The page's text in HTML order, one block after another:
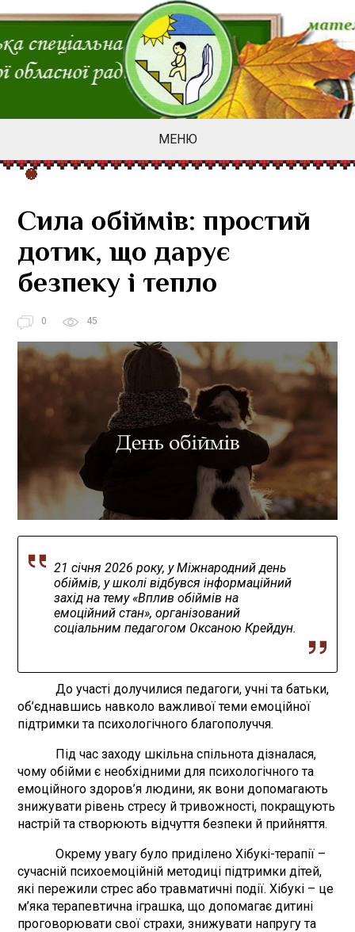
МЕНЮ
Сила обіймів: простий
дотик, що дарує
безпеку і тепло
0 45
21 січня 2026 року, у Міжнародний день
обіймів, у школі відбувся інформаційний
захід на тему «Вплив обіймів на
емоційний стан», організований
соціальним педагогом Оксаною Крейдун.
До участі долучилися педагоги, учні та батьки,
об’єднавшись навколо важливої теми емоційної
підтримки та психологічного благополуччя.
Під час заходу шкільна спільнота дізналася,
чому обійми є необхідними для психологічного та
емоційного здоров’я людини, як вони допомагають
знижувати рівень стресу й тривожності, покращують
настрій та створюють відчуття безпеки й прийняття.
Окрему увагу було приділено Хібукі-терапії –
сучасній психоемоційній методиці підтримки дітей,
які пережили стрес або травматичні події. Хібукі – це
м’яка терапевтична іграшка, що допомагає дитині
проговорювати свої страхи, знижувати напругу та